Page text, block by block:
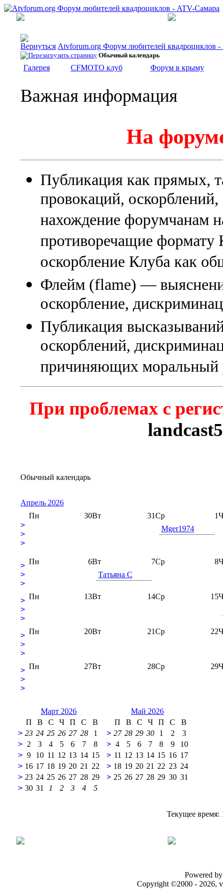
Atvforum.org Форум любителей квадроциклов
Обычный календарь
Галерея CFMOTO клуб Форум в крыму
Важная информация
На
Публикация как прямых,
провокаций,
нахождение форумчанам
противоречащие формату
оскорбление Клуба как
Флейм (flame) —
оскорбление,
Публикация
оскорблений,
причиняющих моральный
При проблемах с
Обычный календарь
Апрель 2026
>
>
>
30
Пн 31
Вт 1
Ср
Mger1974
>
>
>
6
Пн 7
Вт
Татьяна С
8
Ср
>
>
>
13
Пн 14
Вт 15
Ср
>
>
>
20
Пн 21
Вт 22
Ср
>
>
>
27
Пн 28
Вт 29
Ср
Март 2026
П
В С Ч П С
В
> 23 24 25 26 27 28
1
>
2 3 4 5 6 7
8
> 9 10 11 12 13 14 15
> 16 17 18 19 20 21
22
> 23 24 25 26 27 28 29
> 30 31 1 2 3 4 5
Май 2026
П
В С Ч П С
В
> 27 28 29 30 1 2
3
> 4 5 6 7 8 9
10
> 11 12 13 14 15 16 17
> 18 19 20 21 22 23 24
> 25 26 27 28 29 30 31
Текущее время:
Powered
Copyright ©2000 - 2026,